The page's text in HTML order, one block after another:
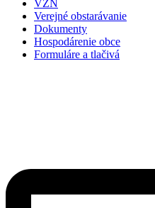
VZN
Verejné obstarávanie
Dokumenty
Hospodárenie obce
Formuláre a tlačivá